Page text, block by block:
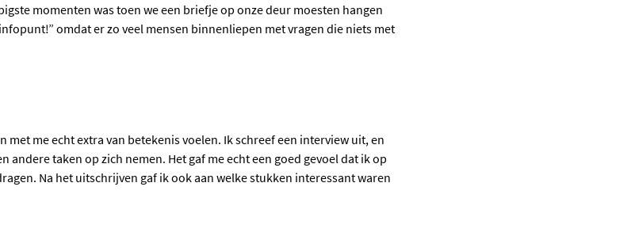
momenten was toen we een briefje op onze deur moesten hangen
omdat er zo veel mensen binnenliepen met vragen die niets met
me echt extra van betekenis voelen. Ik schreef een interview uit, en
andere taken op zich nemen. Het gaf me echt een goed gevoel dat ik op
Na het uitschrijven gaf ik ook aan welke stukken interessant waren